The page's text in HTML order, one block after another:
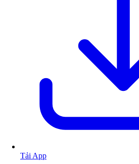
Tải App